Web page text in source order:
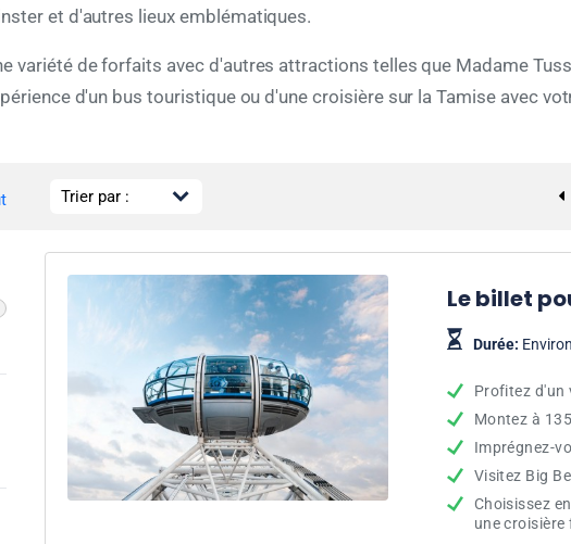
et d'autres lieux emblématiques.
variété de forfaits avec d'autres attractions telles que Madame
d'un bus touristique ou d'une croisière sur la Tamise avec
Le billet
Durée:
Profitez d'un
Montez à
Imprégnez-
Visitez Big
Choisissez
une croisière